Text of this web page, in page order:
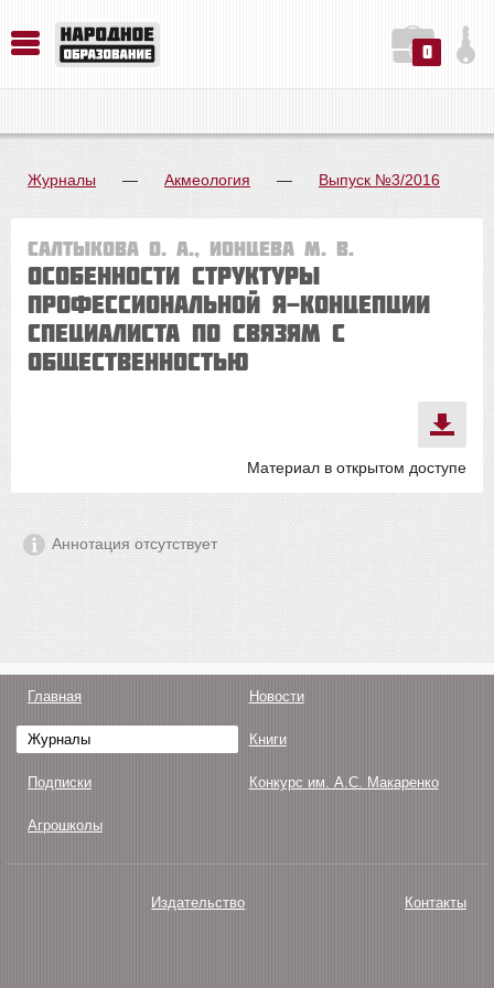
0
Журналы — Акмеология — Выпуск №3/2016
Салтыкова О. А., Ионцева М. В.
ОСОБЕННОСТИ СТРУКТУРЫ
ПРОФЕССИОНАЛЬНОЙ Я-КОНЦЕПЦИИ
СПЕЦИАЛИСТА ПО СВЯЗЯМ С
ОБЩЕСТВЕННОСТЬЮ
Материал в открытом доступе
Аннотация отсутствует
Главная Новости
Журналы Книги
Подписки Конкурс им. А.С. Макаренко
Агрошколы
Издательство Контакты